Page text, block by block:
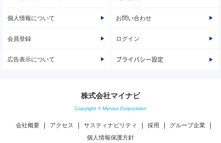
個人情報について お問い合わせ
会員登録 ログイン
広告表示について プライバシー設定
株式会社マイナビ
Copyright © Mynavi Corporation
会社概要 アクセス サスティナビリティ 採用
グループ企業
個人情報保護方針